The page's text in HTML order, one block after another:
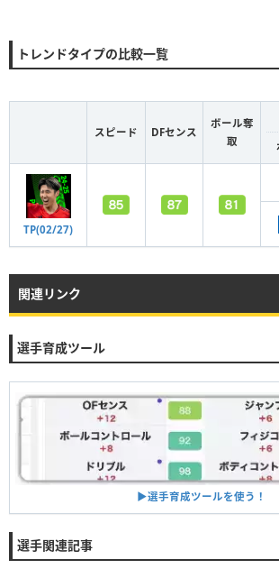
トレンドタイプの比較一覧
スピード DFセンス
ボール奪
取
TP(02/27)
関連リンク
選手育成ツール
▶︎選手育成ツールを使う！
選手関連記事